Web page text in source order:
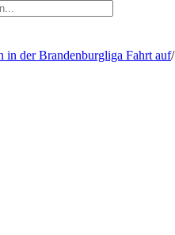
in der Brandenburgliga Fahrt auf/